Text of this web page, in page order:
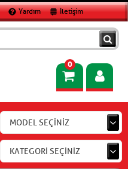
Yardım İletişim
0
MODEL SEÇİNİZ
KATEGORİ SEÇİNİZ